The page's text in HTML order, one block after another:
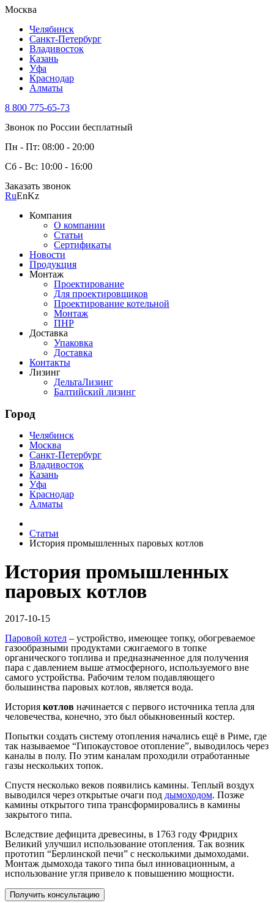
Москва
Челябинск
Санкт-Петербург
Владивосток
Казань
Уфа
Краснодар
Алматы
8 800 775-65-73
Звонок по России бесплатный
Пн - Пт: 08:00 - 20:00
Сб - Вс: 10:00 - 16:00
Заказать звонок
RuEnKz
Компания
О компании
Статьи
Сертификаты
Новости
Продукция
Монтаж
Проектирование
Для проектировщиков
Проектирование котельной
Монтаж
ПНР
Доставка
Упаковка
Доставка
Контакты
Лизинг
ДельтаЛизинг
Балтийский лизинг
Город
Челябинск
Москва
Санкт-Петербург
Владивосток
Казань
Уфа
Краснодар
Алматы
Статьи
История промышленных паровых котлов
История промышленных
паровых котлов
2017-10-15
Паровой котел – устройство, имеющее топку, обогреваемое
газообразными продуктами сжигаемого в топке
органического топлива и предназначенное для получения
пара с давлением выше атмосферного, используемого вне
самого устройства. Рабочим телом подавляющего
большинства паровых котлов, является вода.
История котлов начинается с первого источника тепла для
человечества, конечно, это был обыкновенный костер.
Попытки создать систему отопления начались ещё в Риме, где
так называемое “Гипокаустовое отопление”, выводилось через
каналы в полу. По этим каналам проходили отработанные
газы нескольких топок.
Спустя несколько веков появились камины. Теплый воздух
выводился через открытые очаги под дымоходом. Позже
камины открытого типа трансформировались в камины
закрытого типа.
Вследствие дефицита древесины, в 1763 году Фридрих
Великий улучшил использование отопления. Так возник
прототип “Берлинской печи” с несколькими дымоходами.
Монтаж дымохода такого типа был инновационным, а
использование угля привело к повышению мощности.
Получить консультацию